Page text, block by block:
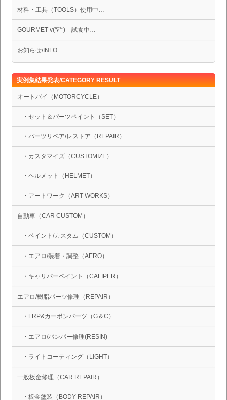
材料・工具（TOOLS）使用中…
GOURMET v('∇'*) 試食中…
お知らせ/INFO
実例集結果発表/CATEGORY RESULT
オートバイ（MOTORCYCLE）
・セット＆パーツペイント（SET）
・パーツリペア/レストア（REPAIR）
・カスタマイズ（CUSTOMIZE）
・ヘルメット（HELMET）
・アートワーク（ART WORKS）
自動車（CAR CUSTOM）
・ペイント/カスタム（CUSTOM）
・エアロ/装着・調整（AERO）
・キャリパーペイント（CALIPER）
エアロ/樹脂パーツ修理（REPAIR）
・FRP&カーボンパーツ（G＆C）
・エアロ/バンパー修理(RESIN)
・ライトコーティング（LIGHT）
一般板金修理（CAR REPAIR）
・板金塗装（BODY REPAIR）